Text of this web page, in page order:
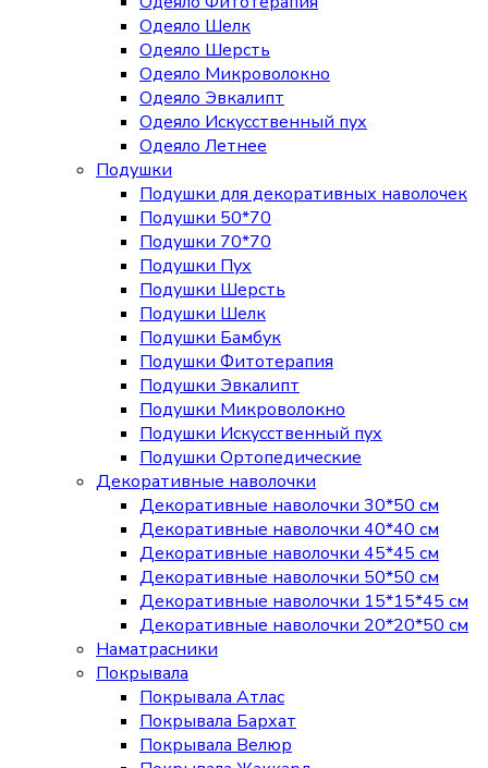
Одеяло Шелк
Одеяло Шерсть
Одеяло Микроволокно
Одеяло Эвкалипт
Одеяло Искусственный пух
Одеяло Летнее
Подушки
Подушки для декоративных наволочек
Подушки 50*70
Подушки 70*70
Подушки Пух
Подушки Шерсть
Подушки Шелк
Подушки Бамбук
Подушки Фитотерапия
Подушки Эвкалипт
Подушки Микроволокно
Подушки Искусственный пух
Подушки Ортопедические
Декоративные наволочки
Декоративные наволочки 30*50 см
Декоративные наволочки 40*40 см
Декоративные наволочки 45*45 см
Декоративные наволочки 50*50 см
Декоративные наволочки 15*15*45 см
Декоративные наволочки 20*20*50 см
Наматрасники
Покрывала
Покрывала Атлас
Покрывала Бархат
Покрывала Велюр